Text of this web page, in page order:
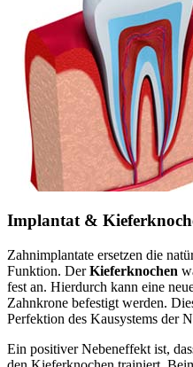
Implantat &
Zahnimplantate ersetzen die
Funktion. DerKieferknochen
fest an. Hierdurch kann eine
Zahnkrone befestigt werden.
Perfektion des Kausystems der
Ein positiver Nebeneffekt ist,